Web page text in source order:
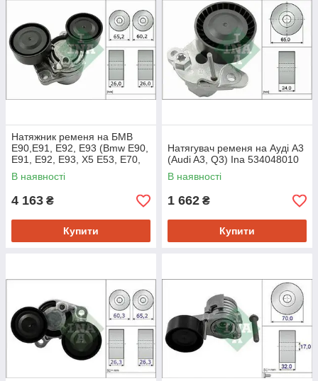
Натяжник ременя на БМВ
Е90,Е91, Е92, Е93 (Bmw E90,
E91, E92, E93, X5 E53, E70,
F10, F11, F07, F01,
F02,F03,F04) Ina 534050510
В наявності
4 163 ₴
Купити
Натягувач ременя на Ауді A3
(Audi A3, Q3) Ina 534048010
В наявності
1 662 ₴
Купити